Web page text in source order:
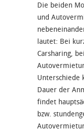
Die beiden
und
lautet: Bei
Carsharing,
Unterschiede
Dauer der
findet
bzw.